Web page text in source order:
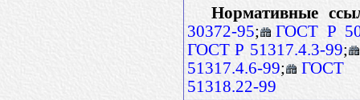
Нормативные
30372-95;
ГОСТ Р
ГОСТ Р 51317.4.3-99;
51317.4.6-99;
ГОСТ
51318.22-99